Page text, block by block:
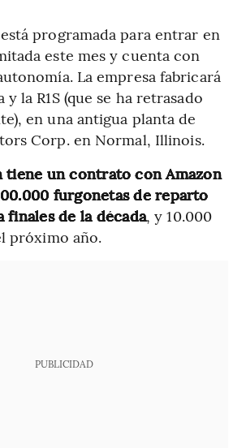
programada para entrar en
este mes y cuenta con
La empresa fabricará
la R1S (que se ha retrasado
en una antigua planta de
Corp. en Normal, Illinois.
tiene un contrato con Amazon
furgonetas de reparto
finales de la década, y 10.000
próximo año.
PUBLICIDAD